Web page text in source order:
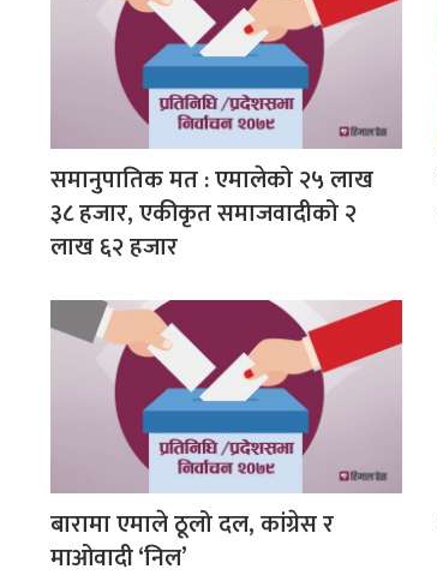
समानुपातिक मत : एमालेको २५ लाख
३८ हजार, एकीकृत समाजवादीको २
लाख ६२ हजार
बारामा एमाले ठूलो दल, कांग्रेस र
माओवादी ‘निल’